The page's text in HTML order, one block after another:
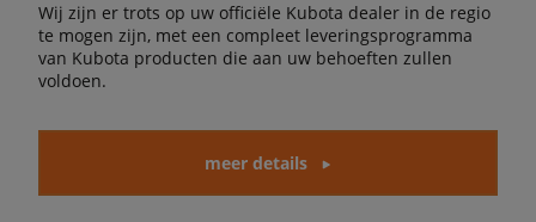
Wij zijn er trots op uw officiële Kubota dealer in de regio
te mogen zijn, met een compleet leveringsprogramma
van Kubota producten die aan uw behoeften zullen
voldoen.
meer details